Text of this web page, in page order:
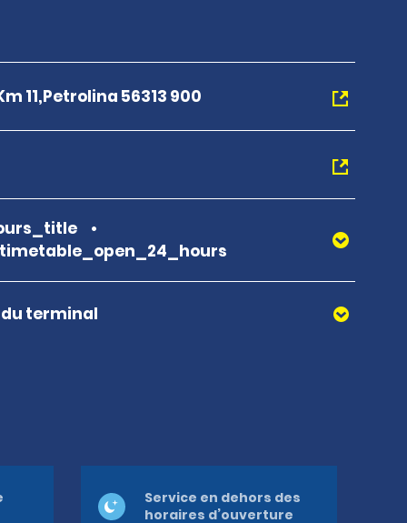
11,Petrolina 56313 900
terminal
Service en dehors des
horaires d’ouverture